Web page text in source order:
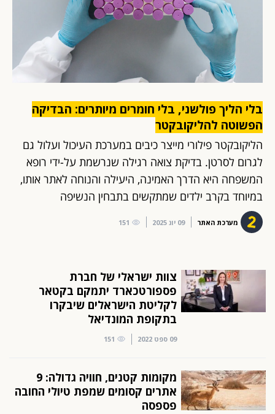
בלי הליך פולשני, בלי חומרים מיותרים: הבדיקה
הפשוטה להליקובקטר
הליקובקטר פילורי מייצר כיבים במערכת העיכול ועלול גם
לגרום לסרטן. בדיקת צואה רגילה שנרשמת על-ידי רופא
המשפחה היא הדרך האמינה, היעילה והנוחה לאתר אותו,
במיוחד בקרב ילדים שמתקשים בתבחין הנשיפה
מערכת האתר 09 יונ 2025 151
צוות ישראלי של חברת
פספורטכארד יתמקם בקטאר
לקליטת הישראלים שיבקרו
בתקופת המונדיאל
09 ספט 2022 151
מקומות קטנים, חוויה גדולה: 9
אתרים קסומים שמפת טיולי החובה
פספסה